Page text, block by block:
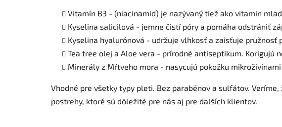
Vitamín B3 - (niacinamid) je nazývaný tiež ako vitamín
Kyselina salicilová - jemne čistí póry a pomáha odstrániť
Kyselina hyalurónová - udržuje vlhkosť a zaisťuje pružnosť
Tea tree olej a Aloe vera - prírodné antiseptikum. Korigujú
Minerály z Mŕtveho mora - nasycujú pokožku
Vhodné pre všetky typy pleti. Bez parabénov a sulfátov. Veríme,
postrehy, ktoré sú dôležité pre nás aj pre ďalších klientov.